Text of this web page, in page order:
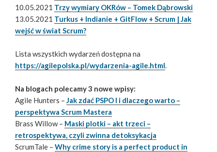
10.05.2021 Trzy wymiary OKRów – Tomek Dąbrowski
13.05.2021 Turkus + Indianie + GitFlow + Scrum | Jak
wejść w świat Scrum?
Lista wszystkich wydarzeń dostępna na
https://agilepolska.pl/wydarzenia-agile.html.
Na blogach polecamy 3 nowe wpisy:
Agile Hunters –Jak zdać PSPO I i dlaczego warto –
perspektywa Scrum Mastera
Brass Willow – Maski plotki – akt trzeci –
retrospektywa, czyli zwinna detoksykacja
ScrumTale –Why crime story is a perfect product in